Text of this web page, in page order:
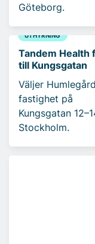
Göteborg.
UTHYRNING
Tandem Health
till Kungsgatan
Väljer
fastighet på
Kungsgatan
Stockholm.